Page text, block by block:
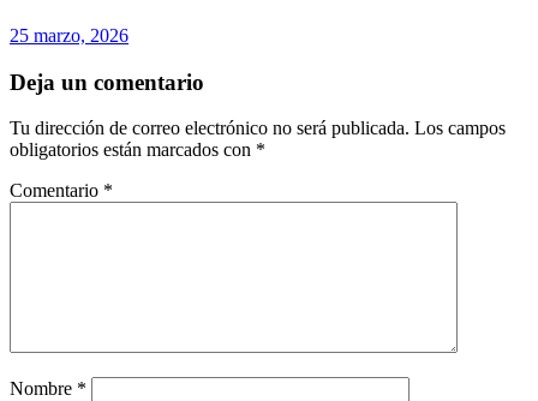
25 marzo, 2026
Deja un comentario
Tu dirección de correo electrónico no será publicada. Los campos
obligatorios están marcados con *
Comentario *
Nombre *